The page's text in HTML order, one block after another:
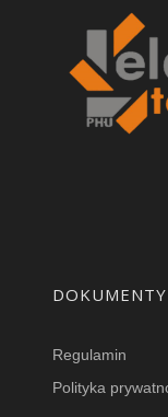
Linki w
DOKUMENTY
Regulamin
Polityka